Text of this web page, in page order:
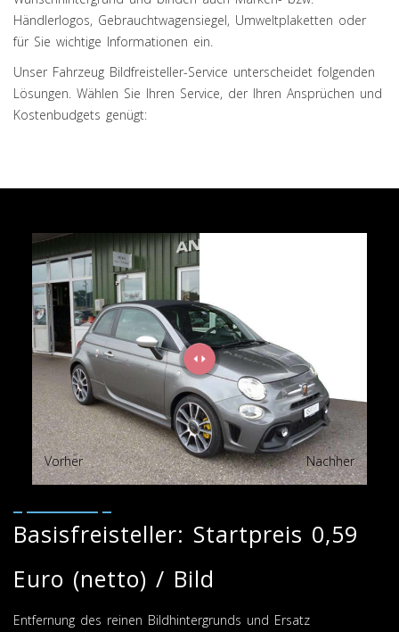
Händlerlogos, Gebrauchtwagensiegel, Umweltplaketten oder
für Sie wichtige Informationen ein.
Unser Fahrzeug Bildfreisteller-Service unterscheidet folgenden
Lösungen. Wählen Sie Ihren Service, der Ihren Ansprüchen und
Kostenbudgets genügt:
Nachher
Vorher
Basisfreisteller: Startpreis 0,59
Euro (netto) / Bild
Entfernung des reinen Bildhintergrunds und Ersatz